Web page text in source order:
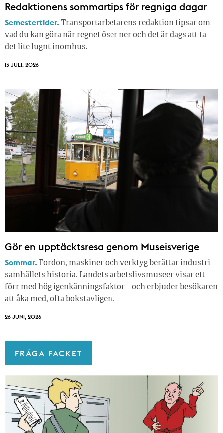
Redaktionens sommar­tips för regniga dagar
Semestertider.Transportarbetarens redaktion tipsar om
vad du kan göra när regnet öser ner och det är dags att ta
det lite lugnt inomhus.
13 JULI, 2026
Gör en upptäcktsresa genom Museisverige
Sommar. Fordon, maskiner och verktyg berättar industri­
samhällets historia. Landets arbetslivsmuseer visar ett
förr med hög igenkänningsfaktor – och erbjuder besökaren
att åka med, ofta bokstavligen.
26 JUNI, 2026
FRÅGA FACKET